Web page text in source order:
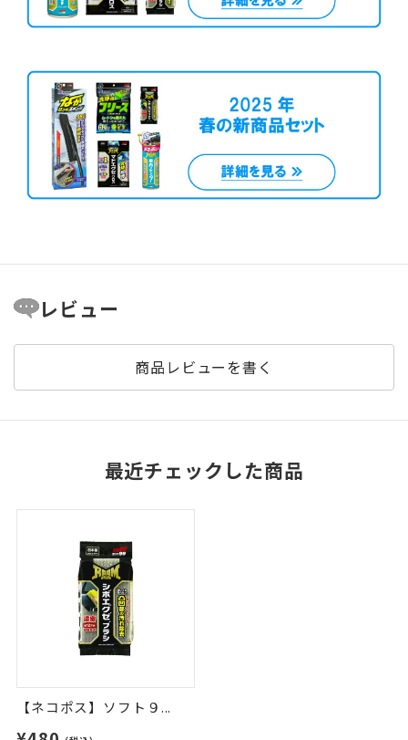
レビュー
商品レビューを書く
最近チェックした商品
【ネコポス】ソフト９...